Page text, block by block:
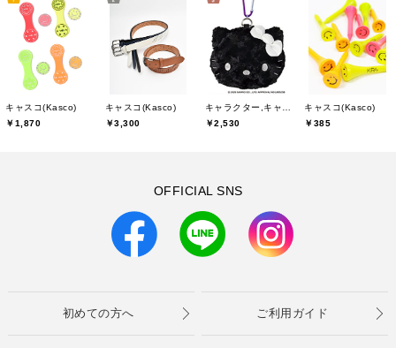
キャスコ(Kasco)
￥1,870
キャスコ(Kasco)
￥3,300
￥2,530
キャスコ(Kasco)
￥385
OFFICIAL SNS
初めての方へ ご利用ガイド